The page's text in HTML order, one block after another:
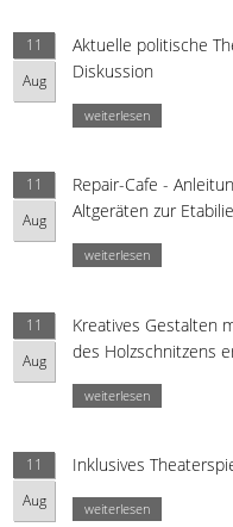
11
Aug
Aktuelle politische
Diskussion
weiterlesen
11
Aug
Repair-Cafe -
Altgeräten zur
weiterlesen
11
Aug
Kreatives Gestalten
des Holzschnitzens
weiterlesen
11
Aug
Inklusives
weiterlesen